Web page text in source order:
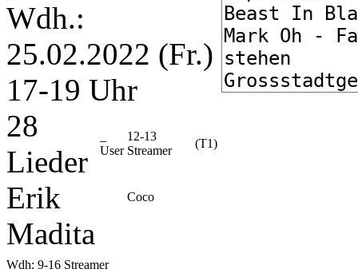
Wdh.:
25.02.2022 (Fr.)
17-19 Uhr
28
Lieder
User
12-13
Streamer
(T1)
Erik Coco
Madita
Wdh: 9-16 Streamer